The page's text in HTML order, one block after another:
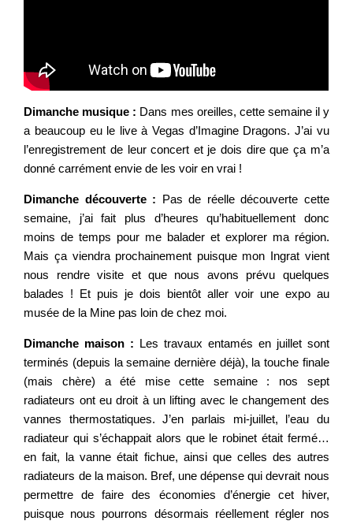
Dimanche musique : Dans mes oreilles, cette semaine il y
a beaucoup eu le live à Vegas d’Imagine Dragons. J’ai vu
l’enregistrement de leur concert et je dois dire que ça m’a
donné carrément envie de les voir en vrai !
Dimanche découverte : Pas de réelle découverte cette
semaine, j’ai fait plus d’heures qu’habituellement donc
moins de temps pour me balader et explorer ma région.
Mais ça viendra prochainement puisque mon Ingrat vient
nous rendre visite et que nous avons prévu quelques
balades ! Et puis je dois bientôt aller voir une expo au
musée de la Mine pas loin de chez moi.
Dimanche maison : Les travaux entamés en juillet sont
terminés (depuis la semaine dernière déjà), la touche finale
(mais chère) a été mise cette semaine : nos sept
radiateurs ont eu droit à un lifting avec le changement des
vannes thermostatiques. J’en parlais mi-juillet, l’eau du
radiateur qui s’échappait alors que le robinet était fermé…
en fait, la vanne était fichue, ainsi que celles des autres
radiateurs de la maison. Bref, une dépense qui devrait nous
permettre de faire des économies d’énergie cet hiver,
puisque nous pourrons désormais réellement régler nos